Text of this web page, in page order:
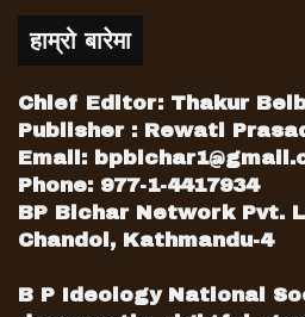
प्रधानमन्त्री बनेका पदका
भलाईको लागि हो वीपीले
पद र सक्ताको लागि राजनिती
कार्यक्रमका प्रमुख वक्ता
भन्नुभयोे ःजब सम्म जनता
प्रजातन्त्र राम्रो हुन
स्रोत र साधन जति छ , त्यो
सहयोगमा मात्र आश्रित हुनुहुदैन
वीपी देश र जनता भनेपछि
ख्याल नगरी लाग्नुहुन्थ्यो । वीपी
हाम्रो बारेमा
Chief Editor: Thakur
Publisher : Rewati
Email:
Phone: 977-1-4417934
BP Bichar Network Pvt.
Chandol, Kathmandu-4
B P Ideology National